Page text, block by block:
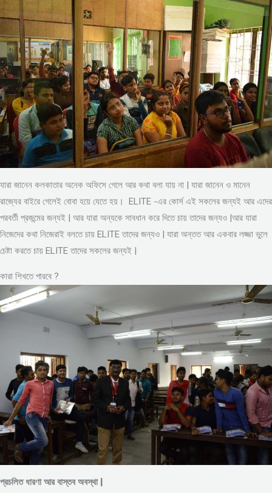
যারা জানেন কলকাতার অনেক অফিসে গেলে আর কথা বলা যায় না | যারা জানেন ও মানেন
রাজ্যের বাইরে গেলেই বোবা হয়ে যেতে হয়। ELITE -এর কোর্স এই সকলের জন্যই আর এদের
পরবর্তী প্রজন্মের জন্যই | আর যারা অন্যকে সাবধান করে দিতে চায় তাদের জন্যও |আর যারা
নিজেদের কথা নিজেরাই বলতে চায় ELITE তাদের জন্যও | যারা অন্তত আর একবার লজ্জা ভুলে
চেষ্টা করতে চায় ELITE তাদের সকলের জন্যই |
কারা শিখতে পারবে ?
প্রচলিত ধারণা আর বাস্তব অবস্থা |